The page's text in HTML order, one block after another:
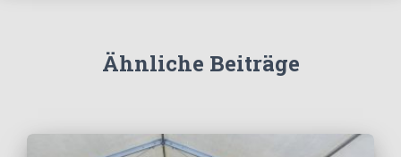
Ähnliche Beiträge